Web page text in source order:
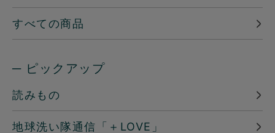
すべての商品
─ ピックアップ
読みもの
地球洗い隊通信「＋LOVE」